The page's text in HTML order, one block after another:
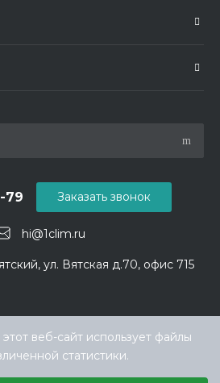
hi@1clim.ru
79
ул. Вятская д.70, офис 715
Заказать звонок
веб-сайт использует файлы
статистики.